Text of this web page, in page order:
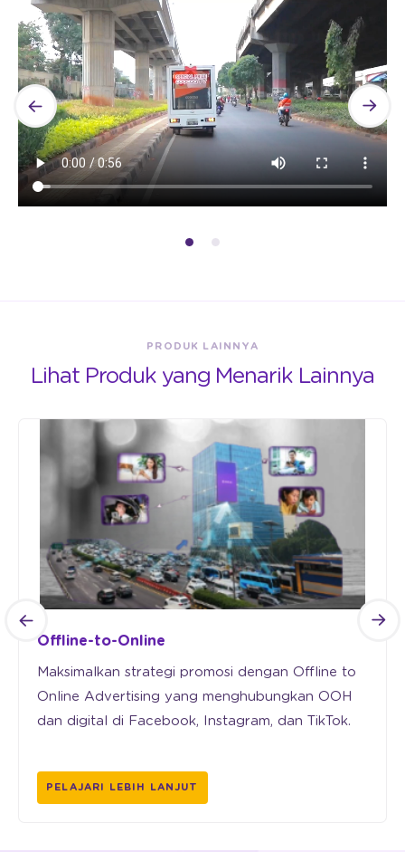
PRODUK LAINNYA
Lihat Produk yang Menarik Lainnya
Offline-to-Online
Maksimalkan strategi promosi dengan Offline to
Online Advertising yang menghubungkan OOH
dan digital di Facebook, Instagram, dan TikTok.
PELAJARI LEBIH LANJUT